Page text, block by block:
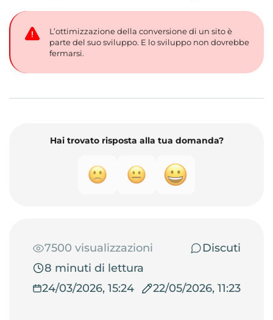
L’ottimizzazione della conversione di un sito è
parte del suo sviluppo. E lo sviluppo non dovrebbe
fermarsi.
Hai trovato risposta alla tua domanda?
7500 visualizzazioni
Discuti
8 minuti di lettura
24/03/2026, 15:24
22/05/2026, 11:23